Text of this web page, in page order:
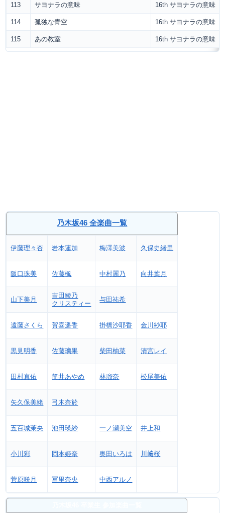
113 サヨナラの意味 16th サヨナラの意味
114 孤独な青空 16th サヨナラの意味
115 あの教室 16th サヨナラの意味
乃木坂46 全楽曲一覧
伊藤理々杏 岩本蓮加 梅澤美波 久保史緒里
阪口珠美 佐藤楓 中村麗乃 向井葉月
山下美月
吉田綾乃
クリスティー
与田祐希
遠藤さくら 賀喜遥香 掛橋沙耶香 金川紗耶
黒見明香 佐藤璃果 柴田柚菜 清宮レイ
田村真佑 筒井あやめ 林瑠奈 松尾美佑
矢久保美緒 弓木奈於
五百城茉央 池田瑛紗 一ノ瀬美空 井上和
小川彩 岡本姫奈 奥田いろは 川﨑桜
菅原咲月 冨里奈央 中西アルノ